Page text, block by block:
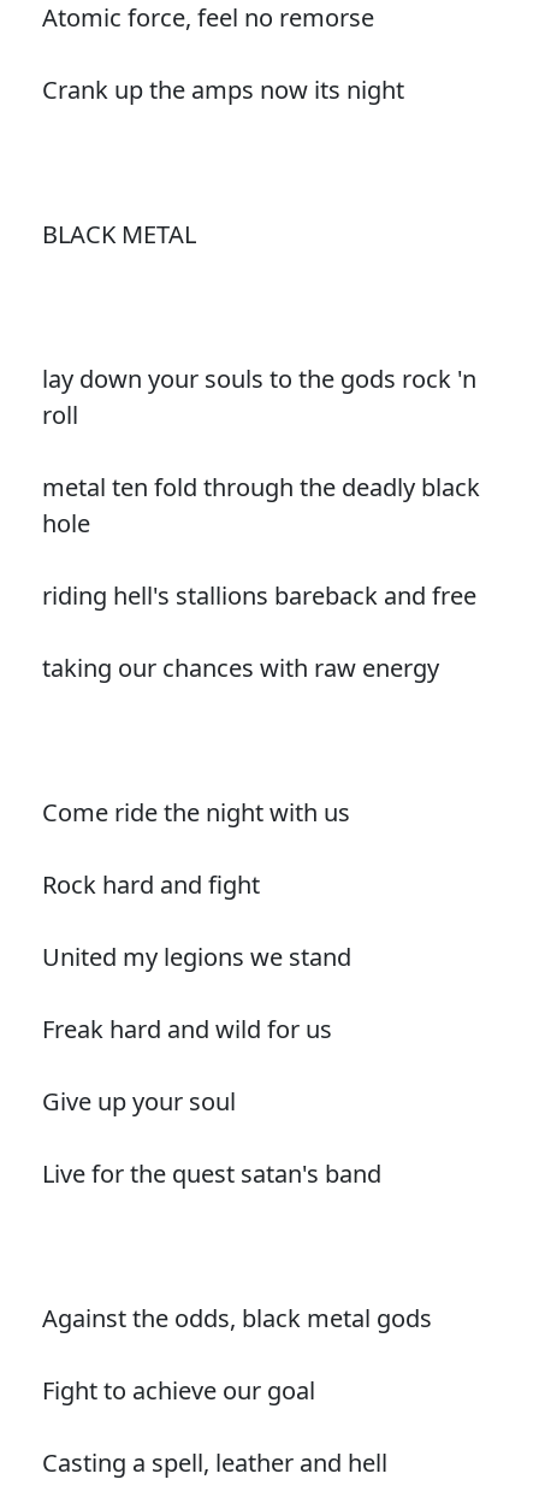
Atomic force, feel no remorse
Crank up the amps now its night
BLACK METAL
lay down your souls to the gods rock 'n
roll
metal ten fold through the deadly black
hole
riding hell's stallions bareback and free
taking our chances with raw energy
Come ride the night with us
Rock hard and fight
United my legions we stand
Freak hard and wild for us
Give up your soul
Live for the quest satan's band
Against the odds, black metal gods
Fight to achieve our goal
Casting a spell, leather and hell